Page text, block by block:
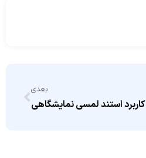
بعدی
کاربرد استند لمسی نمایشگاهی